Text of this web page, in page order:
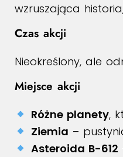
wzruszająca
Czas akcji
Nieokreślony, ale
Miejsce akcji
Różne planety,
Ziemia –
Asteroida B-612